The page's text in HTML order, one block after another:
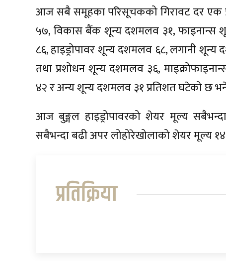
आज सबै समूहका परिसूचकको गिरावट दर एक
५७, विकास बैंक शून्य दशमलव ३१, फाइनान्स
८६, हाइड्रोपावर शून्य दशमलव ६८, लगानी
तथा प्रशोधन शून्य दशमलव ३६,
४२ र अन्य शून्य दशमलव ३१ प्रतिशत घटेको छ
आज बुङ्गल हाइड्रोपावरको शेयर मूल्य
सबैभन्दा बढी अपर लोहोरेखोलाको शेयर मूल्य
प्रतिक्रिया